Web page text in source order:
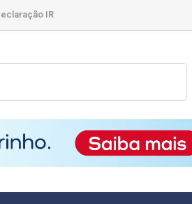
IR